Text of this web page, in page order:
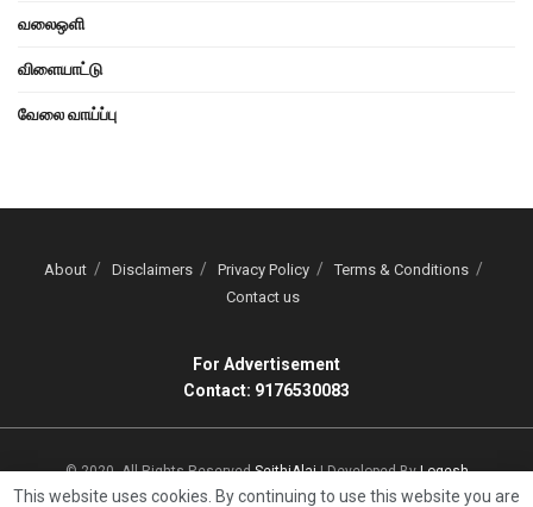
வலைஒளி
விளையாட்டு
வேலை வாய்ப்பு
About Disclaimers Privacy Policy
Terms & Conditions
Contact us
For Advertisement
Contact: 9176530083
© 2020, All Rights ReservedSeithiAlai| Developed ByLogesh
This website uses cookies. By continuing to use this website you are